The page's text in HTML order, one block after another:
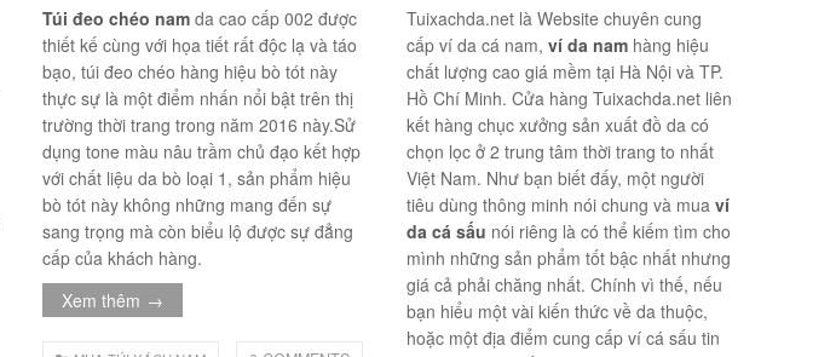
Túi đeo chéo namda cao cấp 002 được
thiết kế cùng với họa tiết rất độc lạ và táo
bạo, túi đeo chéo hàng hiệu bò tót này
thực sự là một điểm nhấn nổi bật trên thị
trường thời trang trong năm 2016 này.Sử
dụng tone màu nâu trầm chủ đạo kết hợp
với chất liệu da bò loại 1, sản phẩm hiệu
bò tót này không những mang đến sự
sang trọng mà còn biểu lộ được sự đẳng
cấp của khách hàng.
Xem thêm →
Tuixachda.net là Website chuyên cung
cấp ví da cá nam, ví da namhàng hiệu
chất lượng cao giá mềm tại Hà Nội và TP.
Hồ Chí Minh. Cửa hàng Tuixachda.net liên
kết hàng chục xưởng sản xuất đồ da có
chọn lọc ở 2 trung tâm thời trang to nhất
Việt Nam. Như bạn biết đấy, một người
tiêu dùng thông minh nói chung và mua ví
da cá sấu nói riêng là có thể kiếm tìm cho
mình những sản phẩm tốt bậc nhất nhưng
giá cả phải chăng nhất. Chính vì thế, nếu
bạn hiểu một vài kiến thức về da thuộc,
hoặc một địa điểm cung cấp ví cá sấu tin